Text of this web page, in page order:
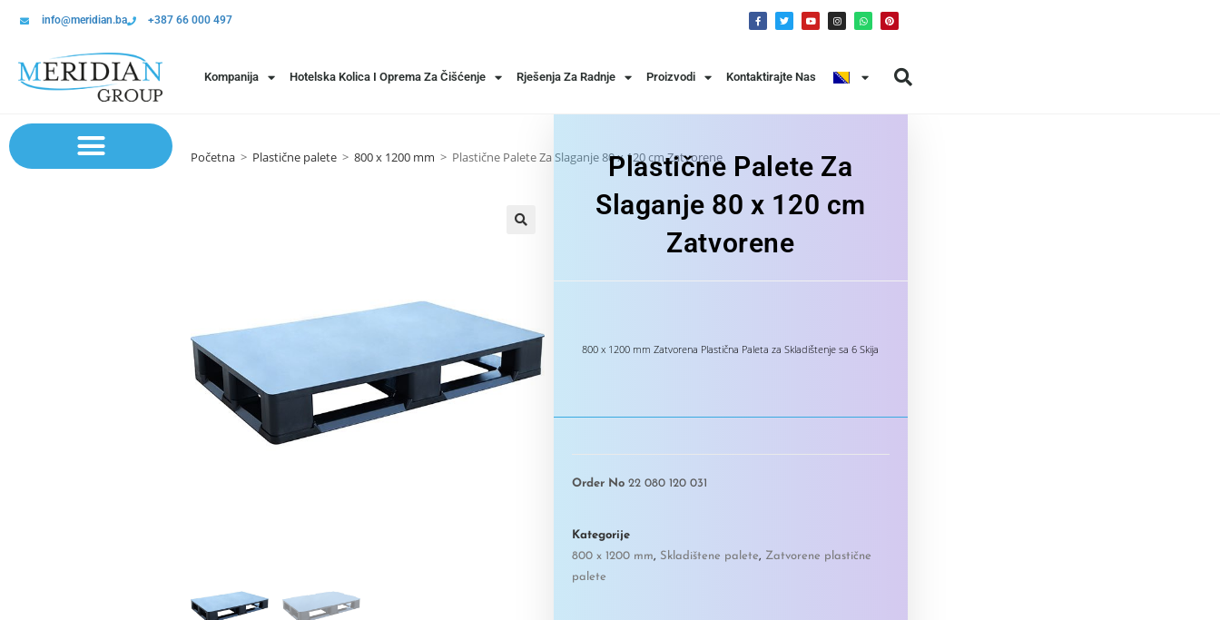
info@meridian.ba +387 66 000 497
Kompanija Hotelska Kolica I Oprema Za Čišćenje Rješenja Za Radnje Proizvodi Kontaktirajte Nas
Početna > Plastične palete > 800 x 1200 mm > Plastične Palete Za Slaganje 80 x 120 cm ZatvorenePlastične Palete Za
Slaganje 80 x 120 cm
Zatvorene
800 x 1200 mm Zatvorena Plastična Paleta za Skladištenje sa 6 Skija
Order No 22 080 120 031
Kategorije
800 x 1200 mm, Skladištene palete, Zatvorene plastične
palete